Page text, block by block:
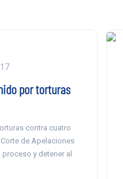
por torturas
contra cuatro
de Apelaciones
y detener al